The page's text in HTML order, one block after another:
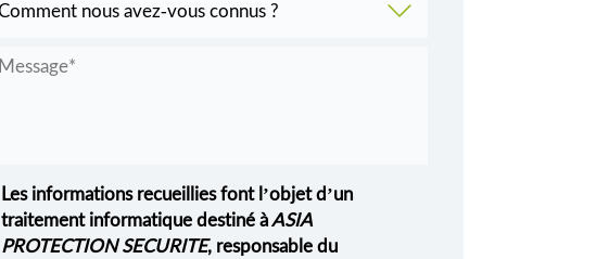
Les informations recueillies font l’objet d’un
traitement informatique destiné àASIA
PROTECTION SECURITE, responsable du